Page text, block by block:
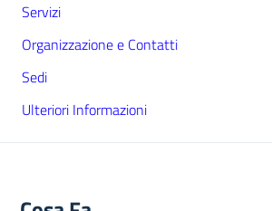
Servizi
Organizzazione e Contatti
Sedi
Ulteriori Informazioni